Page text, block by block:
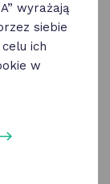
z Biletu
wyrażają
siebie
ich
w